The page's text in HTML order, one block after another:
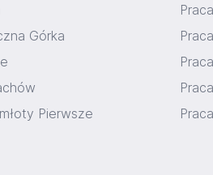
Górka
Pierwsze